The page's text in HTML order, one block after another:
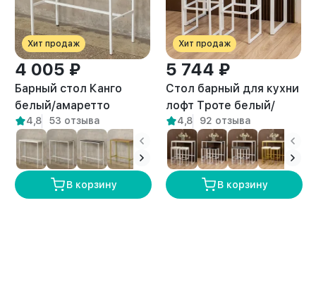
Хит продаж
4 005 ₽
Барный стол Канго
белый/амаретто
4,8 53 отзыва
В корзину
Хит продаж
5 744 ₽
Стол барный для кухни
лофт Троте белый/
амаретто
4,8 92 отзыва
В корзину